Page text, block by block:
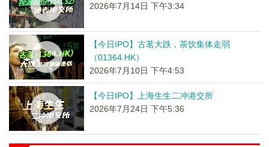
2026年7月14日 下午3:34
【今日IPO】古茗大跌，茶饮集体走弱
（01364.HK）
2026年7月10日 下午4:53
【今日IPO】上海生生二冲港交所
2026年7月24日 下午5:36